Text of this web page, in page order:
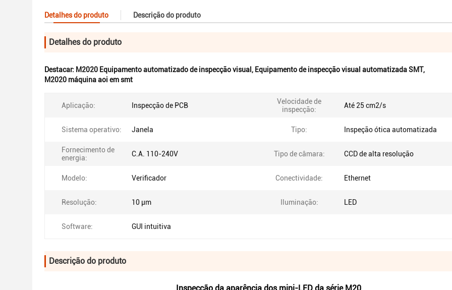
Detalhes do produto Descrição do produto
Detalhes do produto
Destacar: M2020 Equipamento automatizado de inspecção visual , Equipamento de inspecção visual automatizada SMT,
M2020 máquina aoi em smt
Aplicação: Inspecção de PCB
Velocidade de
inspecção:
Até 25 cm2/s
Sistema operativo: Janela Tipo: Inspeção ótica automatizada
Fornecimento de
energia:
C.A. 110-240V Tipo de câmara: CCD de alta resolução
Modelo: Verificador Conectividade: Ethernet
Resolução: 10 μm Iluminação: LED
Software: GUI intuitiva
Descrição do produto